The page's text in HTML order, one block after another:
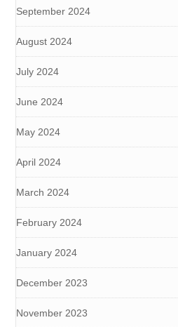
September 2024
August 2024
July 2024
June 2024
May 2024
April 2024
March 2024
February 2024
January 2024
December 2023
November 2023